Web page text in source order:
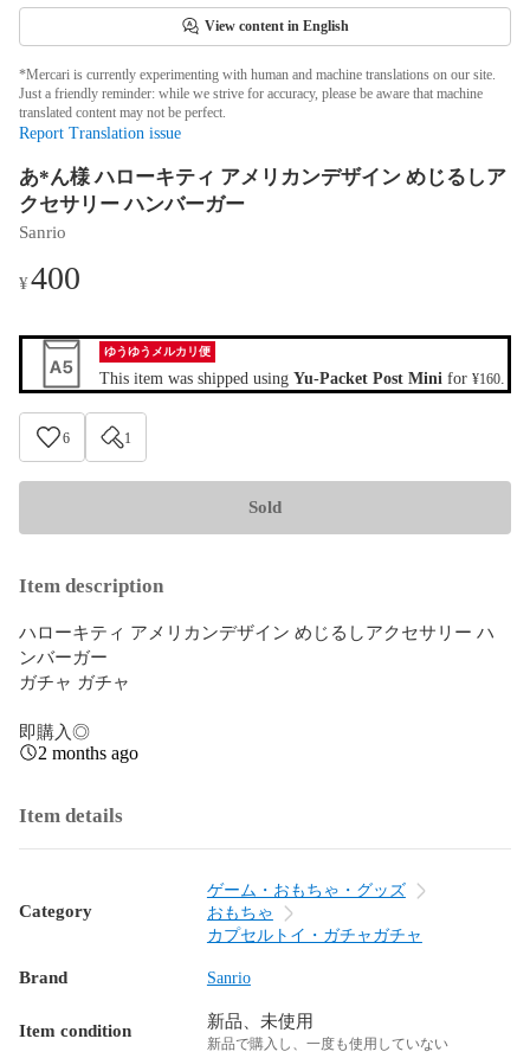
View content in English
*Mercari is currently experimenting with human and machine translations on our site.
Just a friendly reminder: while we strive for accuracy, please be aware that machine
translated content may not be perfect.
Report Translation issue
あ*ん様 ハローキティ アメリカンデザイン めじるしア
クセサリー ハンバーガー
Sanrio
¥400
ゆうゆうメルカリ便
This item was shipped using Yu-Packet Post Mini for ¥160
6 1
Sold
Item description
ハローキティ アメリカンデザイン めじるしアクセサリー ハ
ンバーガー
ガチャ ガチャ
即購入◎
2 months ago
Item details
Category
ゲーム・おもちゃ・グッズ
おもちゃ
カプセルトイ・ガチャガチャ
Brand Sanrio
Item condition 新品、未使用
新品で購入し、一度も使用していない